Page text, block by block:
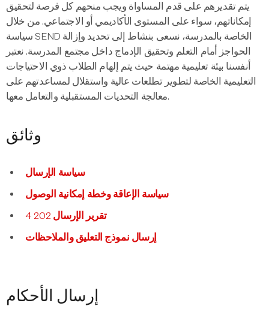
يتم تقديرهم على قدم المساواة ويجب منحهم كل فرصة لتحقيق
إمكاناتهم، سواء على المستوى الأكاديمي أو الاجتماعي. من خلال
سياسة SEND الخاصة بالمدرسة، نسعى بنشاط إلى تحديد وإزالة
الحواجز أمام التعلم وتحقيق الإدماج داخل مجتمع المدرسة. نعتبر
أنفسنا بيئة تعليمية مهتمة حيث يتم إلهام الطلاب ذوي الاحتياجات
التعليمية الخاصة لتطوير تطلعات عالية واستقلال لمساعدتهم على
معالجة التحديات المستقبلية والتعامل معها.
وثائق
سياسة الإرسال
سياسة الإعاقة وخطة إمكانية الوصول
تقرير الإرسال 202
4
إرسال نموذج التعليق والملاحظات
إرسال الأحكام